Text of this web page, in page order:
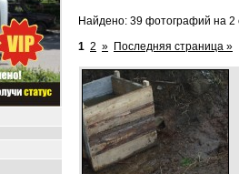
Найдено: 39 фотографий на 2
1 2 » Последняя страница »